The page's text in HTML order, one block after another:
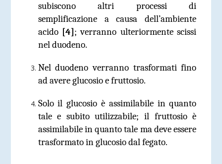
subiscono altri processi di
semplificazione a causa dell’ambiente
acido [4]; verranno ulteriormente scissi
nel duodeno.
Nel duodeno verranno trasformati fino
ad avere glucosio e fruttosio.
Solo il glucosio è assimilabile in quanto
tale e subito utilizzabile; il fruttosio è
assimilabile in quanto tale ma deve essere
trasformato in glucosio dal fegato.